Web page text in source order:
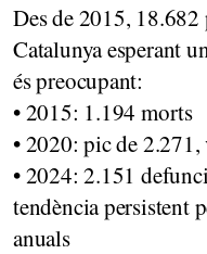
Des de 2015,
Catalunya esperant
és preocupant:
• 2015: 1.194 morts
• 2020: pic de
• 2024: 2.151
tendència persistent
anuals